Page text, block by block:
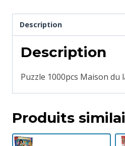
Description
Description
Puzzle 1000pcs Maison du
Produits